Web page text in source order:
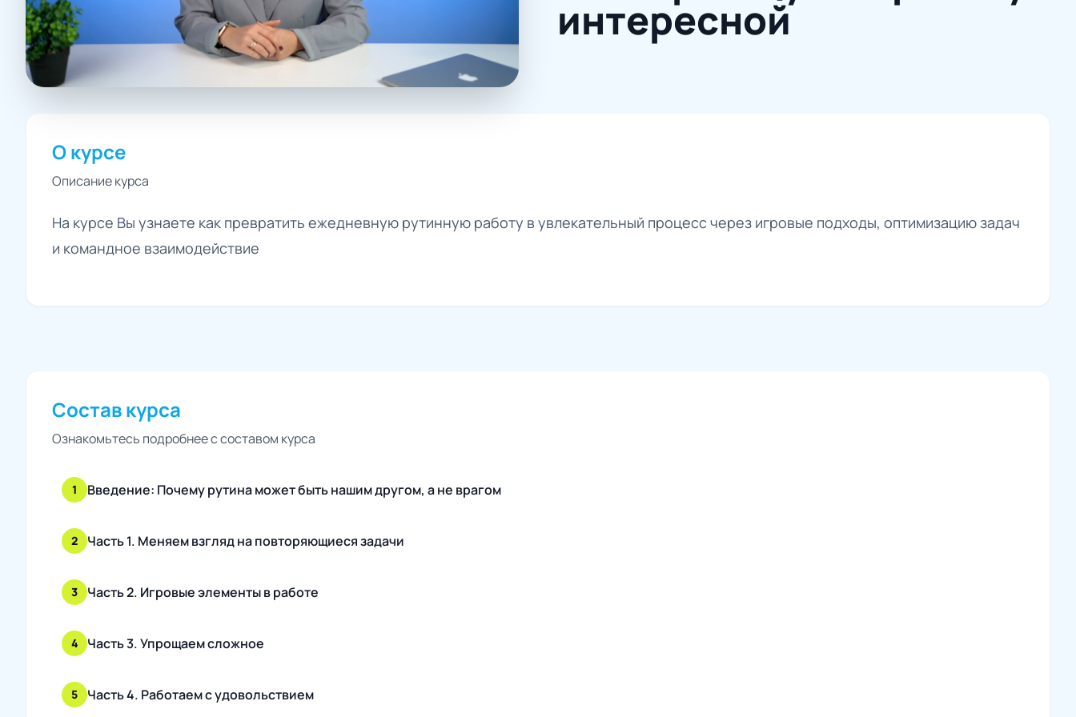
интересной
О курсе
Описание курса
На курсе Вы узнаете как превратить ежедневную рутинную работу в увлекательный процесс через игровые подходы, оптимизацию задач
и командное взаимодействие
Состав курса
Ознакомьтесь подробнее с составом курса
1 Введение: Почему рутина может быть нашим другом, а не врагом
2 Часть 1. Меняем взгляд на повторяющиеся задачи
3 Часть 2. Игровые элементы в работе
4 Часть 3. Упрощаем сложное
5 Часть 4. Работаем с удовольствием